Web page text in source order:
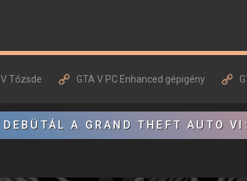
V Tőzsde GTA V PC Enhanced gépigény
A GRAND THEFT AUTO